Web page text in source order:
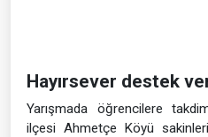
Hayırsever destek
Yarışmada öğrencilere
ilçesi Ahmetçe Köyü